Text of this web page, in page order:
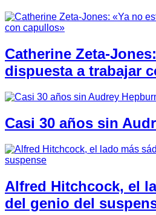
Catherine Zeta-
dispuesta a trabajar
Casi 30 años sin
Alfred Hitchcock, el
del genio del